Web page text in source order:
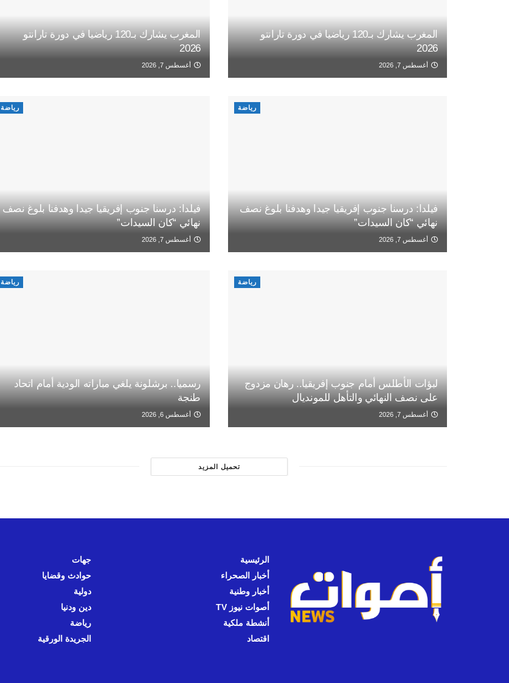
المغرب يشارك بـ120 رياضيا في دورة تارانتو
2026
أغسطس 7, 2026
المغرب يشارك بـ120 رياضيا في دورة تارانتو
2026
أغسطس 7, 2026
رياضة
فيلدا: درسنا جنوب إفريقيا جيدا وهدفنا بلوغ نصف
نهائي “كان السيدات”
أغسطس 7, 2026
رياضة
فيلدا: درسنا جنوب إفريقيا جيدا وهدفنا بلوغ نصف
نهائي “كان السيدات”
أغسطس 7, 2026
رياضة
لبؤات الأطلس أمام جنوب إفريقيا.. رهان مزدوج
على نصف النهائي والتأهل للمونديال
أغسطس 7, 2026
رياضة
رسميا.. برشلونة يلغي مباراته الودية أمام اتحاد
طنجة
أغسطس 6, 2026
تحميل المزيد
الرئيسية
أخبار الصحراء
أخبار وطنية
أصوات نيوز TV
أنشطة ملكية
اقتصاد
جهات
حوادث وقضايا
دولية
دين ودنيا
رياضة
الجريدة الورقية